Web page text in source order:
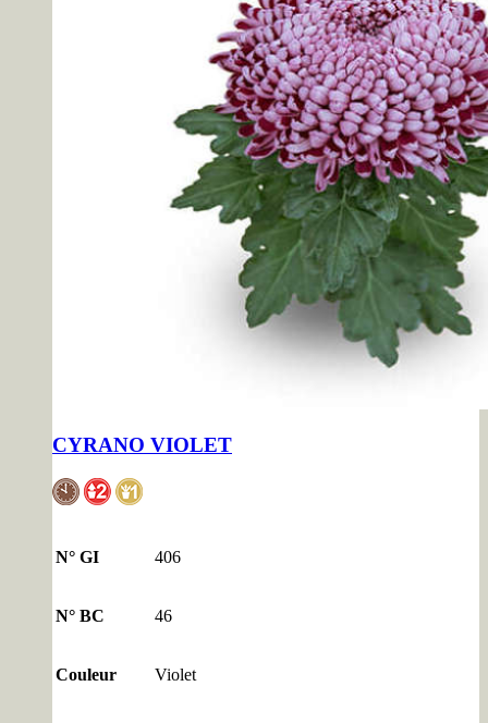
CYRANO VIOLET
N° GI 406
N° BC 46
Couleur Violet